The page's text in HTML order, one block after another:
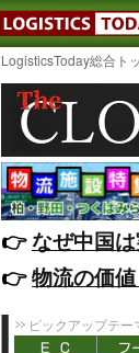
LogisticsToday総合ト
👉️なぜ中国
👉️物流の価
ピックアップテー